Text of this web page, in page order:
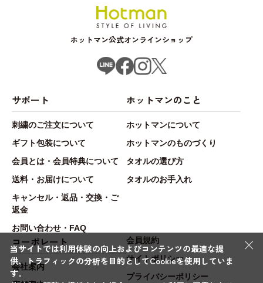
ホットマン公式オンラインショップ
サポート
刺繍のご注文について
ギフト包装について
会員とは・会員特典について
送料・お届けについて
キャンセル・返品・交換・ご
返金
お問い合わせ・FAQ
ホットマンのこと
ホットマンについて
ホットマンのものづくり
タオルの選び方
タオルのお手入れ
コーポレート
会社案内
会員規約
サイトポリシー
プライバシーポリシー
×
当サイトでは利用体験の向上およびコンテンツの最適な提
供、トラフィックの分析を目的としてCookieを使用していま
す。